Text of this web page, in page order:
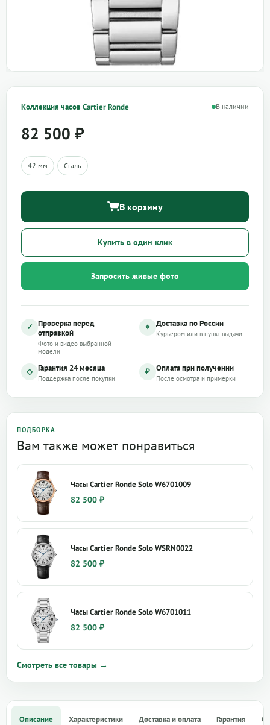
Коллекция часов Cartier Ronde В наличии
82 500 ₽
42 мм Сталь
В корзину
Купить в один клик
Запросить живые фото
✓ Проверка перед
отправкой
Фото и видео выбранной
модели
⌖ Доставка по России
Курьером или в пункт выдачи
◇ Гарантия 24 месяца
Поддержка после покупки
₽ Оплата при получении
После осмотра и примерки
ПОДБОРКА
Вам также может понравиться
Часы Cartier Ronde Solo W6701009
82 500 ₽
Часы Cartier Ronde Solo WSRN0022
82 500 ₽
Часы Cartier Ronde Solo W6701011
82 500 ₽
Смотреть все товары →
Описание Характеристики Доставка и оплата Гарантия